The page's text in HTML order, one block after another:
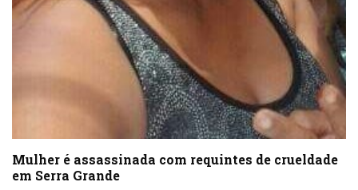
Mulher é assassinada com requintes de crueldade
em Serra Grande